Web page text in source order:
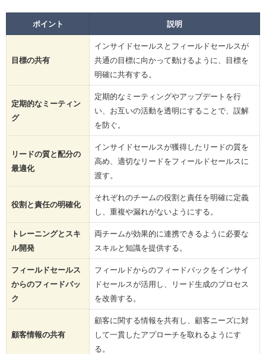
ポイント 説明
目標の共有
インサイドセールスとフィールドセールスが
共通の目標に向かって動けるように、目標を
明確に共有する。
定期的なミーティン
グ
定期的なミーティングやアップデートを行
い、お互いの活動を透明にすることで、誤解
を防ぐ。
リードの質と配分の
最適化
インサイドセールスが獲得したリードの質を
高め、適切なリードをフィールドセールスに
渡す。
役割と責任の明確化
それぞれのチームの役割と責任を明確に定義
し、重複や漏れがないようにする。
トレーニングとスキ
ル開発
両チームが効果的に連携できるように必要な
スキルと知識を提供する。
フィールドセールス
からのフィードバッ
ク
フィールドからのフィードバックをインサイ
ドセールスが活用し、リード生成のプロセス
を改善する。
顧客情報の共有
顧客に関する情報を共有し、顧客ニーズに対
して一貫したアプローチを取れるようにす
る。